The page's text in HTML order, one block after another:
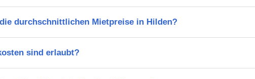
durchschnittlichen Mietpreise in Hilden?
sind erlaubt?